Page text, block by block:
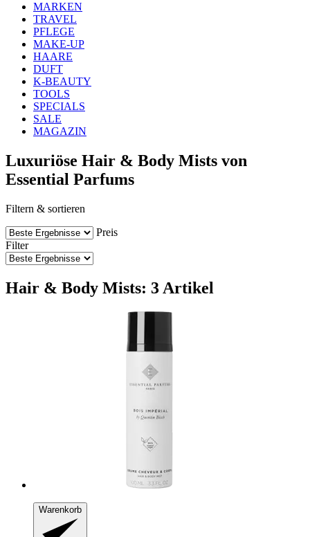
MARKEN
TRAVEL
PFLEGE
MAKE-UP
HAARE
DUFT
K-BEAUTY
TOOLS
SPECIALS
SALE
MAGAZIN
Luxuriöse Hair & Body Mists von
Essential Parfums
Filtern & sortieren
Preis
Filter
Hair & Body Mists: 3 Artikel
Warenkorb